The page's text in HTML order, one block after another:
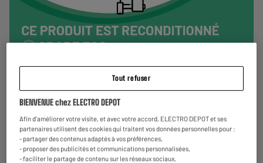
Tout refuser
BIENVENUE chez ELECTRO DEPOT
Afin d'améliorer votre visite, et avec votre accord, ELECTRO DEPOT et ses
partenaires utilisent des cookies qui traitent vos données personnelles pour :
- partager des contenus adaptés à vos préférences,
- proposer des publicités et communications personnalisées,
- faciliter le partage de contenu sur les réseaux sociaux,